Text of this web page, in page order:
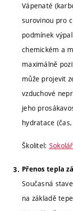
Vápenaté
surovinou pro
podmínek
chemickém a
maximálně
může projevit
vzduchové
jeho
hydratace
Školitel:
Přenos tepla
Současná
na základě